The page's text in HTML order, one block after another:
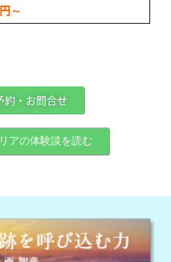
～
約・お問合せ
アの体験談を読む